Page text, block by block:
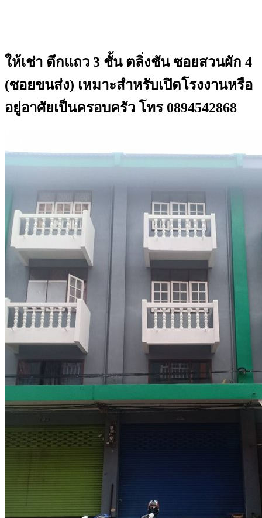
ให้เช่า ตึกแถว 3 ชั้น ตลิ่งชัน ซอยสวนผัก 4
(ซอยขนส่ง) เหมาะสำหรับเปิดโรงงานหรือ
อยู่อาศัยเป็นครอบครัว โทร 0894542868